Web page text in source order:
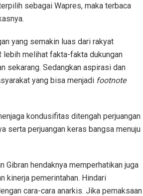
sebagai Wapres, maka terbaca
yang semakin luas dari rakyat
lebih melihat fakta-fakta dukungan
sekarang. Sedangkan aspirasi dan
yang bisa menjadi footnote
kondusifitas ditengah perjuangan
serta perjuangan keras bangsa menuju
Gibran hendaknya memperhatikan juga
kinerja pemerintahan. Hindari
cara-cara anarkis. Jika pemaksaan